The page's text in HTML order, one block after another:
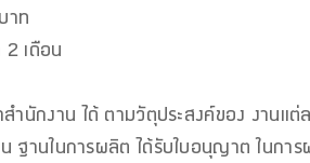
าท
2 เดือน
สำนักงาน ได้ ตามวัตุประสงค์ของ งาน
น ฐานในการผลิต ได้รับใบอนุญาต ในกา